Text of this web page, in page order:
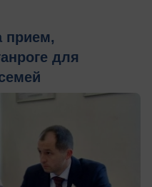
прием,
для